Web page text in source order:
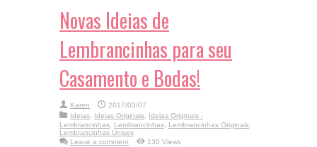
Novas Ideias de
Lembrancinhas para seu
Casamento e Bodas!
Karen
2017/03/07
Ideias, Ideias Originais, Ideias Originais -
Lembrancinhas, Lembrancinhas, Lembrancinhas Originais,
Lembrancinhas Unisex
Leave a comment
130 Views